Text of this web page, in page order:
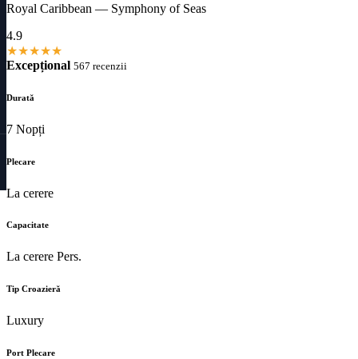
Royal Caribbean — Symphony of Seas
4.9
★★★★★
Excepțional 567 recenzii
Durată
7 Nopți
Plecare
La cerere
Capacitate
La cerere Pers.
Tip Croazieră
Luxury
Port Plecare